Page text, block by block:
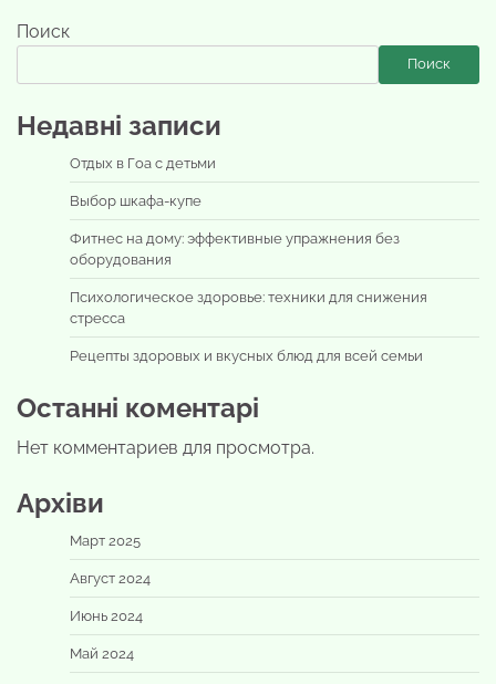
Поиск
Поиск
Недавні записи
Отдых в Гоа с детьми
Выбор шкафа-купе
Фитнес на дому: эффективные упражнения без
оборудования
Психологическое здоровье: техники для снижения
стресса
Рецепты здоровых и вкусных блюд для всей семьи
Останні коментарі
Нет комментариев для просмотра.
Архіви
Март 2025
Август 2024
Июнь 2024
Май 2024